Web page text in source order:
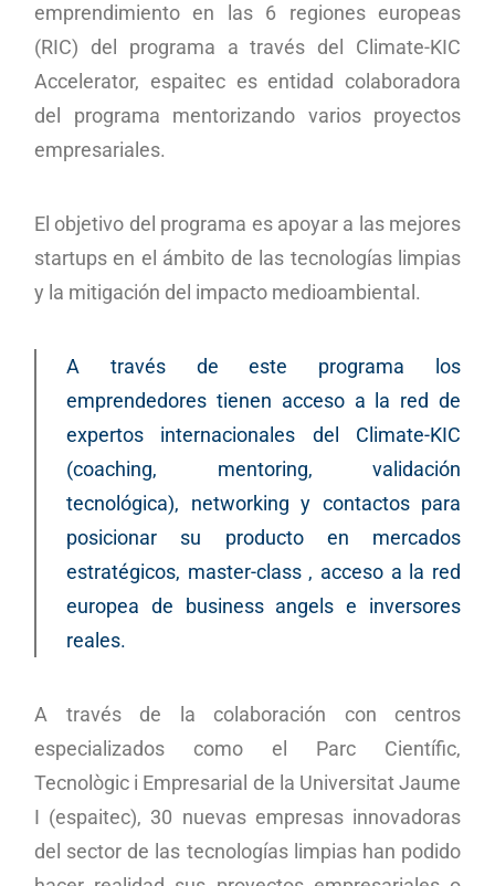
emprendimiento en las 6 regiones europeas
(RIC) del programa a través del Climate-KIC
Accelerator, espaitec es entidad colaboradora
del programa mentorizando varios proyectos
empresariales.
El objetivo del programa es apoyar a las mejores
startups en el ámbito de las tecnologías limpias
y la mitigación del impacto medioambiental.
A través de este programa los
emprendedores tienen acceso a la red de
expertos internacionales del Climate-KIC
(coaching, mentoring, validación
tecnológica), networking y contactos para
posicionar su producto en mercados
estratégicos, master-class , acceso a la red
europea de business angels e inversores
reales.
A través de la colaboración con centros
especializados como el Parc Científic,
Tecnològic i Empresarial de la Universitat Jaume
I (espaitec), 30 nuevas empresas innovadoras
del sector de las tecnologías limpias han podido